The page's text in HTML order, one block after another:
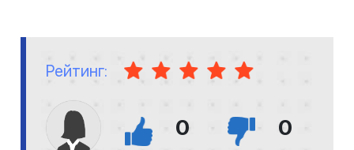
Рейтинг:
0 0